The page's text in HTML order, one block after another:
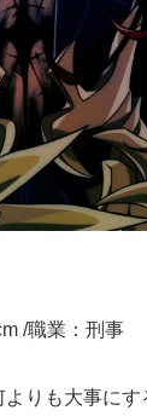
/職業：刑事
りも大事にす